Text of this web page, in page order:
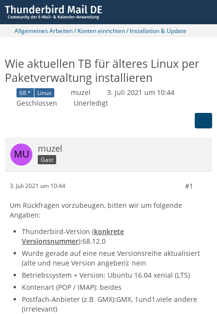
Allgemeines Arbeiten / Konten einrichten / Installation & Update
Wie aktuellen TB für älteres Linux per
Paketverwaltung installieren
68.* Linux muzel
3. Juli 2021 um 10:44
Geschlossen
Unerledigt
muzel
Gast
3. Juli 2021 um 10:44 #1
Um Rückfragen vorzubeugen, bitten wir um folgende
Angaben:
Thunderbird-Version (konkrete
Versionsnummer):68.12.0
Wurde gerade auf eine neue Versionsreihe aktualisiert
(alte und neue Version angeben): nein
Betriebssystem + Version: Ubuntu 16.04 xenial (LTS)
Kontenart (POP / IMAP): beides
Postfach-Anbieter (z.B. GMX):GMX, 1und1,viele andere
(irrelevant)